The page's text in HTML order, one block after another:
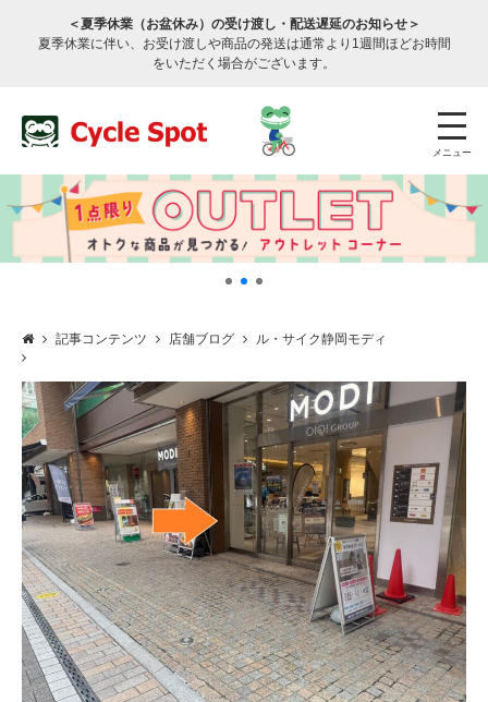
＜夏季休業（お盆休み）の受け渡し・配送遅延のお知らせ＞
夏季休業に伴い、お受け渡しや商品の発送は通常より1週間ほどお時間
をいただく場合がございます。
メニュー
サービスのご案内
サービス全般
修理・メンテナンス工賃
盗難保証
記事コンテンツ 店舗ブログ ル・サイク静岡モディ